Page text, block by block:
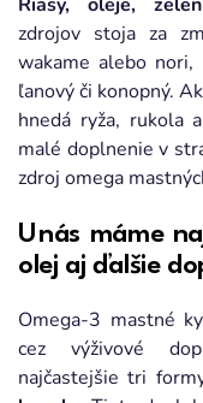
zdrojov stoja za
wakame alebo nori,
ľanový či konopný.
hnedá ryža, rukola
malé doplnenie v
zdroj omega
U nás máme
olej aj ďalšie
Omega-3 mastné
cez výživové
najčastejšie tri